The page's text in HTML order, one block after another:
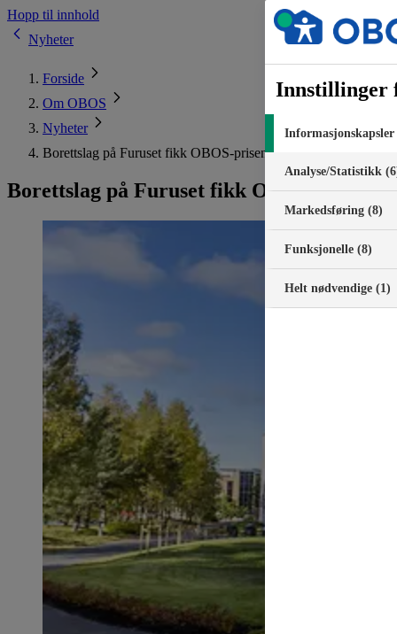
Hopp til innhold
Nyheter
Forside
Om OBOS
Nyheter
Borettslag på Furuset fikk OBOS-prisen
Borettslag på Furuset fikk OBOS-prisen
Innstillinger
Analyse/Statistikk
Markedsføring (8)
Funksjonelle (8)
Helt nødvendige (1)